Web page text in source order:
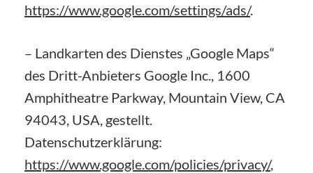
https://www.google.com/settings/ads/.
– Landkarten des Dienstes „Google Maps“
des Dritt-Anbieters Google Inc., 1600
Amphitheatre Parkway, Mountain View, CA
94043, USA, gestellt.
Datenschutzerklärung:
https://www.google.com/policies/privacy/,